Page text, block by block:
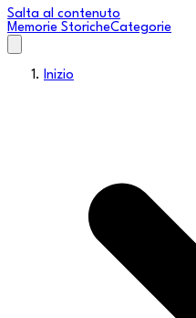
Salta al contenuto
Memorie StoricheCategorie
Inizio